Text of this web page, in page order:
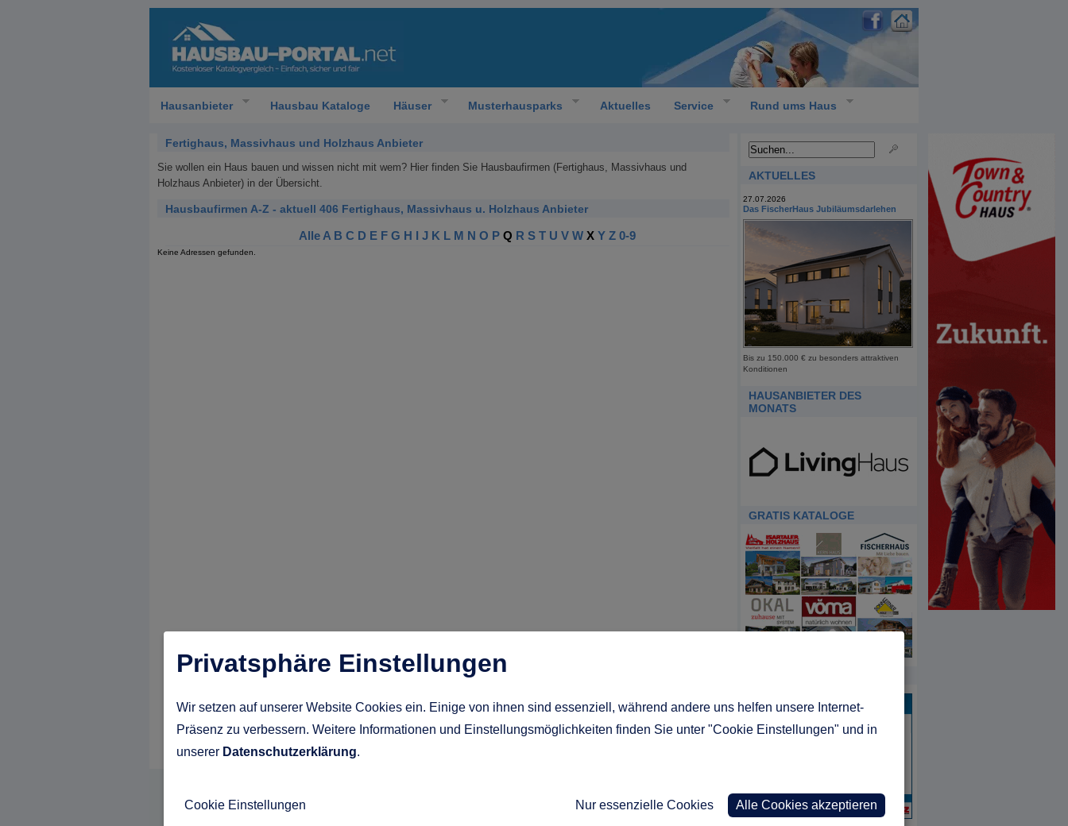
Hausanbieter Hausbau Kataloge Häuser Musterhausparks Aktuelles Service Rund ums Haus
Fertighaus, Massivhaus und Holzhaus Anbieter
Sie wollen ein Haus bauen und wissen nicht mit wem? Hier finden Sie Hausbaufirmen (Fertighaus, Massivhaus und
Holzhaus Anbieter) in der Übersicht.
Hausbaufirmen A-Z - aktuell 406 Fertighaus, Massivhaus u. Holzhaus Anbieter
Alle A B C D E F G H I J K L M N O P Q R S T U V W X Y Z 0-9
Keine Adressen gefunden.
AKTUELLES
27.07.2026
Das FischerHaus Jubiläumsdarlehen
Bis zu 150.000 € zu besonders attraktiven
Konditionen
HAUSANBIETER DES
MONATS
GRATIS KATALOGE
Privatsphäre Einstellungen
Wir setzen auf unserer Website Cookies ein. Einige von ihnen sind essenziell, während andere uns helfen unsere Internet-
Präsenz zu verbessern. Weitere Informationen und Einstellungsmöglichkeiten finden Sie unter "Cookie Einstellungen" und in
unserer Datenschutzerklärung.
Cookie Einstellungen Nur essenzielle Cookies Alle Cookies akzeptieren